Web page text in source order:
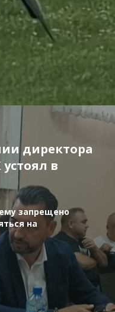
директора
в
запрещено
на